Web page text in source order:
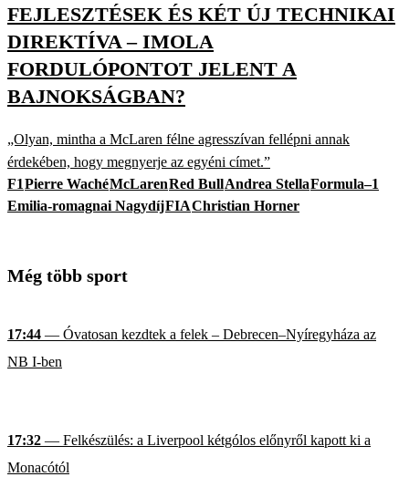
FEJLESZTÉSEK ÉS KÉT ÚJ TECHNIKAI
DIREKTÍVA – IMOLA
FORDULÓPONTOT JELENT A
BAJNOKSÁGBAN?
„Olyan, mintha a McLaren félne agresszívan fellépni annak
érdekében, hogy megnyerje az egyéni címet.”
F1Pierre WachéMcLarenRed BullAndrea StellaFormula–1
Emilia-romagnai NagydíjFIAChristian Horner
Még több sport
17:44 — Óvatosan kezdtek a felek – Debrecen–Nyíregyháza az
NB I-ben
17:32 — Felkészülés: a Liverpool kétgólos előnyről kapott ki a
Monacótól